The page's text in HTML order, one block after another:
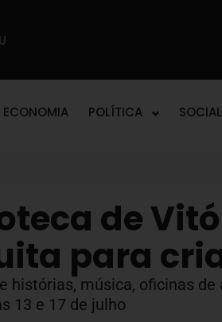
ECONOMIA POLÍTICA SOCIAL
de
para
histórias, música, oficinas
13 e 17 de julho